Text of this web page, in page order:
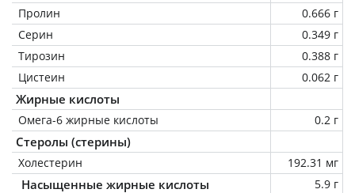
Пролин
0.666 г
Серин
0.349 г
Тирозин
0.388 г
Цистеин
0.062 г
Жирные кислоты
Омега-6 жирные кислоты 0.2 г
Стеролы (стерины)
Холестерин 192.31 мг
Насыщенные жирные кислоты
5.9 г